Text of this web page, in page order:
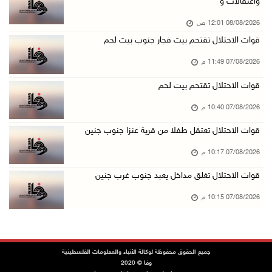
مستعمرون يهاجمون قرية أبو نجيم ويصيبون مواطني ...
07/آب/2026 08:08 م
مستعمرون يهاجمون مساكن المواطنين في خربة الحم ...
07/آب/2026 07:09 م
بعد تجديد منع زيارات المعتقلين: أبو الحمص يدع ...
(محدث) نابلس: إصابة مواطن واعتقاله إثر هجوم ل ...
07/آب/2026 06:04 م
08/08/2026 12:01 ص
قوات الاحتلال تقتحم بيت فجار جنوب بيت لحم
07/08/2026 11:49 م
قوات الاحتلال تقتحم بيت لحم
07/08/2026 10:40 م
قوات الاحتلال تعتقل طفلا من قرية عنزا جنوب جنين
07/08/2026 10:17 م
قوات الاحتلال تغلق مداخل يعبد جنوب غرب جنين
07/08/2026 10:15 م
جميع الحقوق محفوظة لوكالة الأنباء والمعلومات الفلسطينية
وفا © 2020